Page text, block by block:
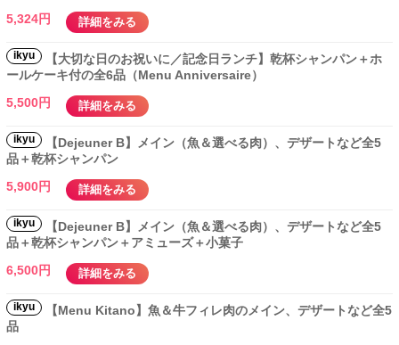
5,324円
詳細をみる
ikyu
【大切な日のお祝いに／記念日ランチ】乾杯シャンパン＋ホ
ールケーキ付の全6品（Menu Anniversaire）
5,500円
詳細をみる
ikyu
【Dejeuner B】メイン（魚＆選べる肉）、デザートなど全5
品＋乾杯シャンパン
5,900円
詳細をみる
ikyu
【Dejeuner B】メイン（魚＆選べる肉）、デザートなど全5
品＋乾杯シャンパン＋アミューズ＋小菓子
6,500円
詳細をみる
ikyu
【Menu Kitano】魚＆牛フィレ肉のメイン、デザートなど全5
品